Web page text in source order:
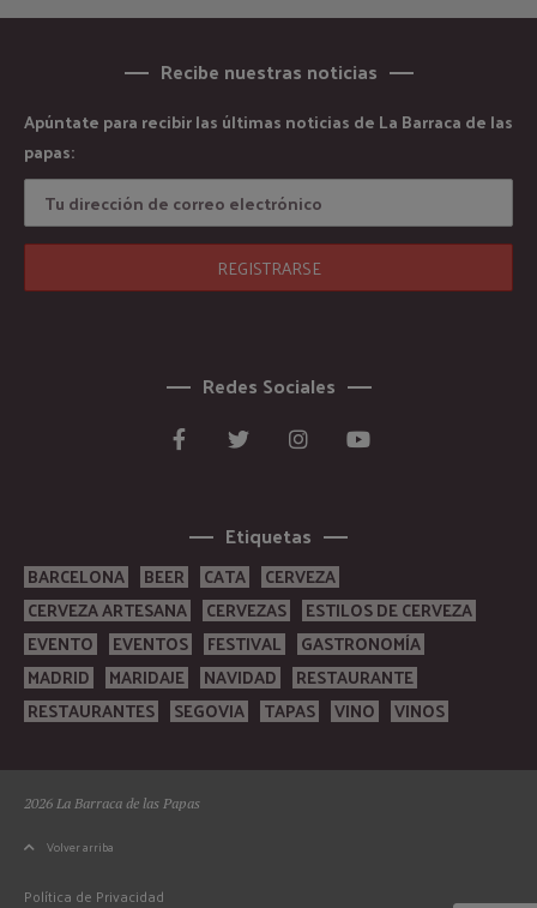
Recibe nuestras noticias
Apúntate para recibir las últimas noticias de La Barraca de las
papas:
Redes Sociales
Etiquetas
BARCELONA BEER CATA
CERVEZA
CERVEZA ARTESANA
CERVEZAS
ESTILOS DE CERVEZA
EVENTO
EVENTOS FESTIVAL
GASTRONOMÍA
MADRID
MARIDAJE NAVIDAD
RESTAURANTE
RESTAURANTES
SEGOVIA TAPAS VINO VINOS
2026 La Barraca de las Papas
Volver arriba
Política de Privacidad